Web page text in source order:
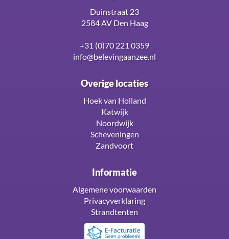
Duinstraat 23
2584 AV Den Haag
+31 (0)70 221 0359
info@belevingaanzee.nl
Overige locaties
Hoek van Holland
Katwijk
Noordwijk
Scheveningen
Zandvoort
Informatie
Algemene voorwaarden
Privacyverklaring
Strandtenten